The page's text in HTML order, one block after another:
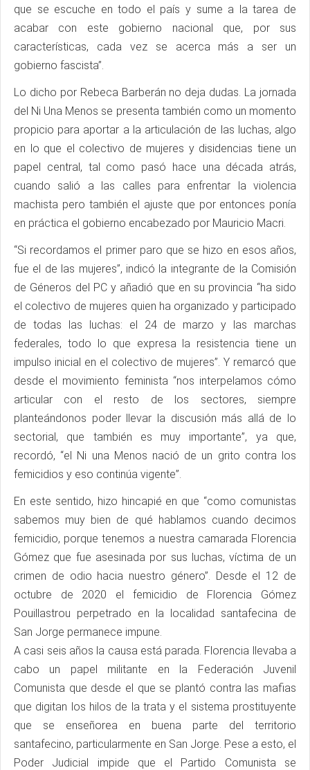
que se escuche en todo el país y sume a la tarea de
acabar con este gobierno nacional que, por sus
características, cada vez se acerca más a ser un
gobierno fascista”.
Lo dicho por Rebeca Barberán no deja dudas. La jornada
del Ni Una Menos se presenta también como un momento
propicio para aportar a la articulación de las luchas, algo
en lo que el colectivo de mujeres y disidencias tiene un
papel central, tal como pasó hace una década atrás,
cuando salió a las calles para enfrentar la violencia
machista pero también el ajuste que por entonces ponía
en práctica el gobierno encabezado por Mauricio Macri.
“Si recordamos el primer paro que se hizo en esos años,
fue el de las mujeres”, indicó la integrante de la Comisión
de Géneros del PC y añadió que en su provincia “ha sido
el colectivo de mujeres quien ha organizado y participado
de todas las luchas: el 24 de marzo y las marchas
federales, todo lo que expresa la resistencia tiene un
impulso inicial en el colectivo de mujeres”. Y remarcó que
desde el movimiento feminista “nos interpelamos cómo
articular con el resto de los sectores, siempre
planteándonos poder llevar la discusión más allá de lo
sectorial, que también es muy importante”, ya que,
recordó, “el Ni una Menos nació de un grito contra los
femicidios y eso continúa vigente”.
En este sentido, hizo hincapié en que “como comunistas
sabemos muy bien de qué hablamos cuando decimos
femicidio, porque tenemos a nuestra camarada Florencia
Gómez que fue asesinada por sus luchas, víctima de un
crimen de odio hacia nuestro género”. Desde el 12 de
octubre de 2020 el femicidio de Florencia Gómez
Pouillastrou perpetrado en la localidad santafecina de
San Jorge permanece impune.
A casi seis años la causa está parada. Florencia llevaba a
cabo un papel militante en la Federación Juvenil
Comunista que desde el que se plantó contra las mafias
que digitan los hilos de la trata y el sistema prostituyente
que se enseñorea en buena parte del territorio
santafecino, particularmente en San Jorge. Pese a esto, el
Poder Judicial impide que el Partido Comunista se